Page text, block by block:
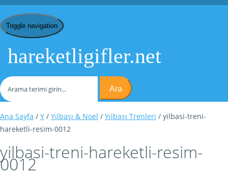
Toggle navigation
hareketligifler.net
Ara
Ana Sayfa / Y / Yılbaşı & Noel / Yılbaşı Trenleri / yilbasi-treni-
hareketli-resim-0012
yilbasi-treni-hareketli-resim-
0012